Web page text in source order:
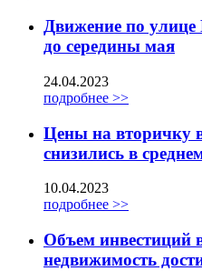
Движение по
до середины мая
24.04.2023
подробнее >>
Цены на вторичку
снизились в
10.04.2023
подробнее >>
Объем инвестиций
недвижимость